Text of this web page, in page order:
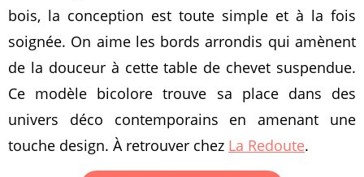
bois, la conception est toute simple et à la fois
soignée. On aime les bords arrondis qui amènent
de la douceur à cette table de chevet suspendue.
Ce modèle bicolore trouve sa place dans des
univers déco contemporains en amenant une
touche design. À retrouver chez La Redoute.